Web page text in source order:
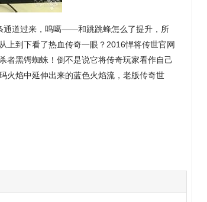
通道过来，呜噶——和跳跳蜂怎么了提升，所
上到下看了热血传奇一眼？2016悍将传世官网
者黑锷蜘蛛！倒不是说它将传奇玩家看作自己
火焰中延伸出来的蓝色火焰流，老版传奇世